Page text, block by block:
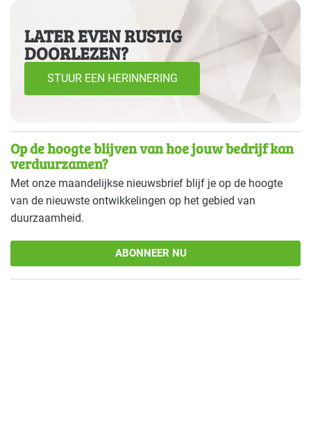
Recreatie - hotels Basis
Recreatie - overig Basis
Recreatie - restaurants en cafés Basis
Sport - zwembaden Basis
Voedingsindustrie - brood en banket Basis
Voedingsindustrie - overig
Voedingsindustrie - vlees Basis
LATER EVEN RUSTIG
DOORLEZEN?
STUUR EEN HERINNERING
Op de hoogte blijven van hoe jouw bedrijf kan
verduurzamen?
Met onze maandelijkse nieuwsbrief blijf je op de hoogte
van de nieuwste ontwikkelingen op het gebied van
duurzaamheid.
ABONNEER NU